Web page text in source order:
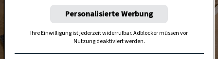
Personalisierte Werbung
Ihre Einwilligung ist jederzeit widerrufbar. Adblocker müssen vor
Nutzung deaktiviert werden.